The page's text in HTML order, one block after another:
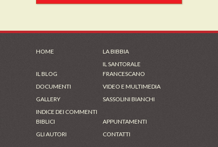
HOME LA BIBBIA
IL BLOG
IL SANTORALE
FRANCESCANO
DOCUMENTI
VIDEO E MULTIMEDIA
GALLERY
SASSOLINI BIANCHI
INDICE DEI COMMENTI
BIBLICI
APPUNTAMENTI
GLI AUTORI
CONTATTI